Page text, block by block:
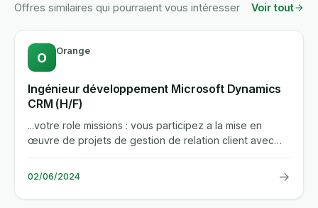
Offres similaires qui pourraient vous intéresser Voir tout
O Orange
Ingénieur développement Microsoft Dynamics
CRM (H/F)
...votre role missions : vous participez a la mise en
œuvre de projets de gestion de relation client avec
microsoft...
02/06/2024 →